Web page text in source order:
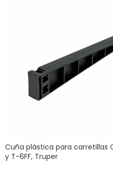
Cuña plástica para carretillas
y T-6FF, Truper